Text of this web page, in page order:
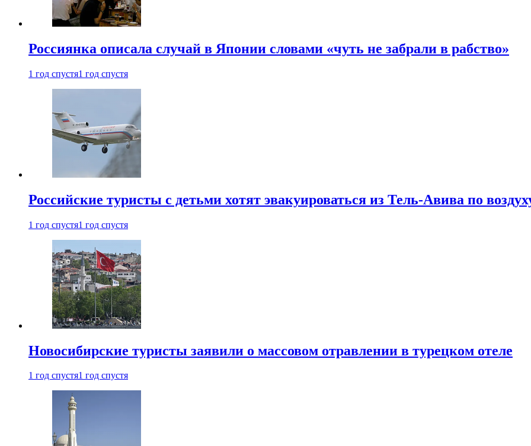
Россиянка описала случай в Японии словами «чуть не забрали в рабство»
1 год спустя1 год спустя
Российские туристы с детьми хотят эвакуироваться из Тель-Авива по
1 год спустя1 год спустя
Новосибирские туристы заявили о массовом отравлении в турецком отеле
1 год спустя1 год спустя